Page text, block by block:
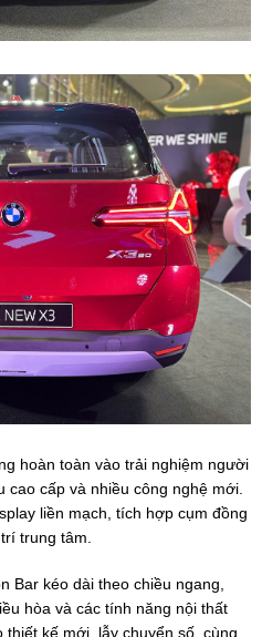
hoàn toàn vào trải nghiệm người
cao cấp và nhiều công nghệ mới.
liền mạch, tích hợp cụm đồng
trung tâm.
Bar kéo dài theo chiều ngang,
hòa và các tính năng nội thất
kế mới, lẫy chuyển số, cùng